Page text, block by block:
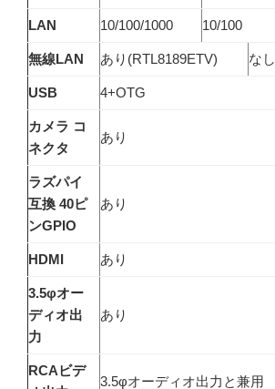
LAN 10/100/1000 10/100
無線LAN あり(RTL8189ETV) なし
USB 4+OTG
カメラ コ
ネクタ
あり
ラズパイ
互換 40ピ
ンGPIO
あり
HDMI あり
3.5φオー
ディオ出
力
あり
RCAビデ
3.5φオーディオ出力と兼用